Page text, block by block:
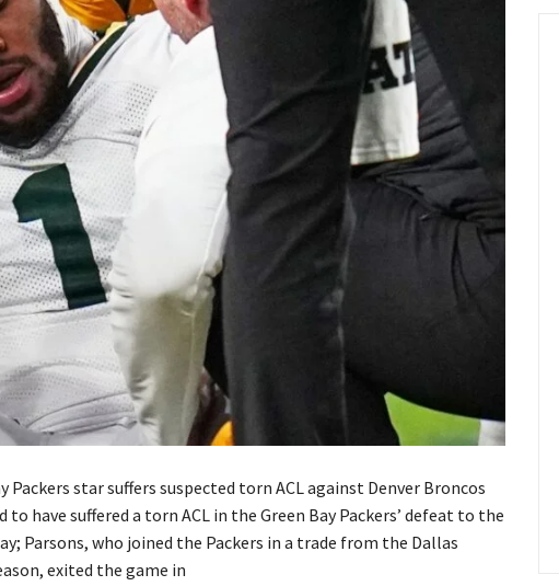
Packers star suffers suspected torn ACL against Denver Broncos
to have suffered a torn ACL in the Green Bay Packers’ defeat to the
Parsons, who joined the Packers in a trade from the Dallas
exited the game in